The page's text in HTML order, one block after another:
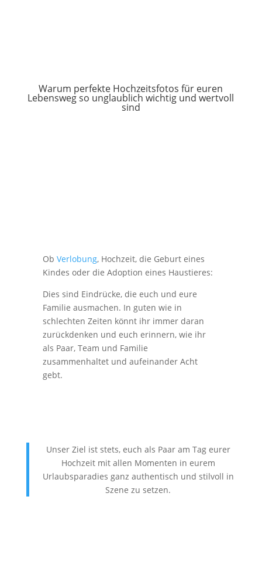
Warum perfekte Hochzeitsfotos für euren
Lebensweg so unglaublich wichtig und wertvoll
sind
ObVerlobung, Hochzeit, die Geburt eines
Kindes oder die Adoption eines Haustieres:
Dies sind Eindrücke, die euch und eure
Familie ausmachen. In guten wie in
schlechten Zeiten könnt ihr immer daran
zurückdenken und euch erinnern, wie ihr
als Paar, Team und Familie
zusammenhaltet und aufeinander Acht
gebt.
Unser Ziel ist stets, euch als Paar am Tag eurer
Hochzeit mit allen Momenten in eurem
Urlaubsparadies ganz authentisch und stilvoll in
Szene zu setzen.